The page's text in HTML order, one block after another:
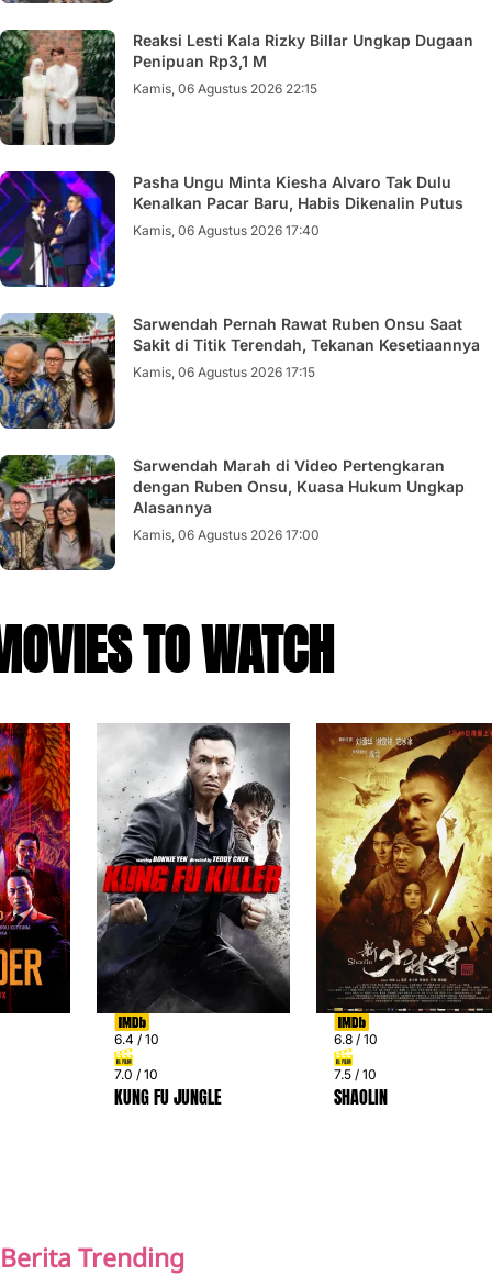
Reaksi Lesti Kala Rizky Billar Ungkap Dugaan
Penipuan Rp3,1 M
Kamis, 06 Agustus 2026 22:15
Pasha Ungu Minta Kiesha Alvaro Tak Dulu
Kenalkan Pacar Baru, Habis Dikenalin Putus
Kamis, 06 Agustus 2026 17:40
Sarwendah Pernah Rawat Ruben Onsu Saat
Sakit di Titik Terendah, Tekanan Kesetiaannya
Kamis, 06 Agustus 2026 17:15
Sarwendah Marah di Video Pertengkaran
dengan Ruben Onsu, Kuasa Hukum Ungkap
Alasannya
Kamis, 06 Agustus 2026 17:00
TO WATCH
6.4 / 10
7.0 / 10
KUNG FU JUNGLE
6.8 / 10
7.5 / 10
SHAOLIN
Berita Trending